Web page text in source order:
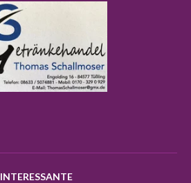
INTERESSANTE